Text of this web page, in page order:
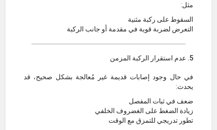
مثل:
السقوط على ركبة مثنية
التعرض لضربة قوية في مقدمة أو جانب الركبة
5. عدم استقرار الركبة المزمن
في حال وجود إصابات قديمة غير مُعالجة بشكل صحيح، قد
يحدث:
ضعف في ثبات المفصل
زيادة الضغط على الغضروف الخلفي
تطور تدريجي للتمزق مع الوقت